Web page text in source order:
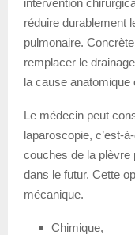
réduire durablement
pulmonaire.
remplacer le
la cause anatomique
Le médecin peut
laparoscopie, c’est-
couches de la plèvre
dans le futur. Cette
mécanique.
Chimique,